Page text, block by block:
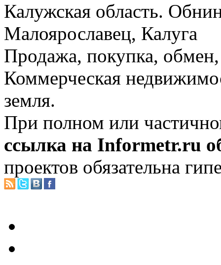
Калужская область.
Малоярославец, Калуга
Продажа, покупка, обмен,
Коммерческая
земля.
При полном или
ссылка на Informetr.ru
проектов обязательна